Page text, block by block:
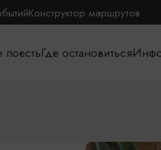
Конструктор маршрутов
поестьГде остановиться